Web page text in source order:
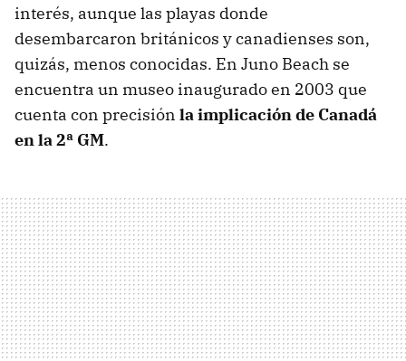
interés, aunque las playas donde
desembarcaron británicos y canadienses son,
quizás, menos conocidas. En Juno Beach se
encuentra un museo inaugurado en 2003 que
cuenta con precisión la implicación de Canadá
en la 2ª GM.